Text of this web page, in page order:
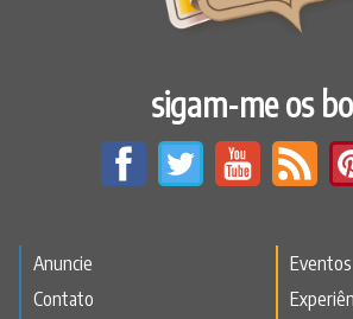
sigam-me os
Anuncie
Contato
Eventos